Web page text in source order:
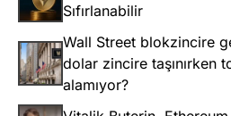
Sıfırlanabilir
Wall Street blokzincire
dolar zincire taşınırken
alamıyor?